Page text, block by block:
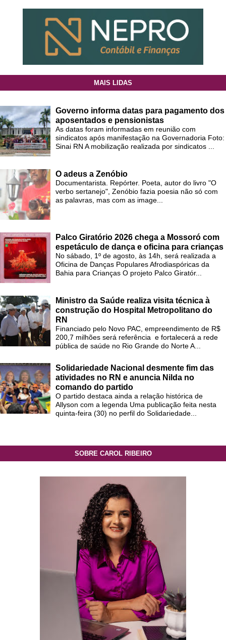
MAIS LIDAS
Governo informa datas para pagamento dos
aposentados e pensionistas
As datas foram informadas em reunião com
sindicatos após manifestação na Governadoria Foto:
Sinai RN A mobilização realizada por sindicatos ...
O adeus a Zenóbio
Documentarista. Repórter. Poeta, autor do livro "O
verbo sertanejo", Zenóbio fazia poesia não só com
as palavras, mas com as image...
Palco Giratório 2026 chega a Mossoró com
espetáculo de dança e oficina para crianças
No sábado, 1º de agosto, às 14h, será realizada a
Oficina de Danças Populares Afrodiaspóricas da
Bahia para Crianças O projeto Palco Giratór...
Ministro da Saúde realiza visita técnica à
construção do Hospital Metropolitano do
RN
Financiado pelo Novo PAC, empreendimento de R$
200,7 milhões será referência e fortalecerá a rede
pública de saúde no Rio Grande do Norte A...
Solidariedade Nacional desmente fim das
atividades no RN e anuncia Nilda no
comando do partido
O partido destaca ainda a relação histórica de
Allyson com a legenda Uma publicação feita nesta
quinta-feira (30) no perfil do Solidariedade...
SOBRE CAROL RIBEIRO